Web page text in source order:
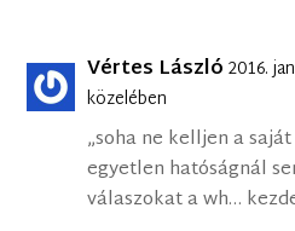
Vértes László 2016.
közelében
„soha ne kelljen a
egyetlen hatóságnál
válaszokat a wh…